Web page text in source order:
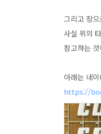
그리고 장
사실 위의
참고하는
아래는 네
https://